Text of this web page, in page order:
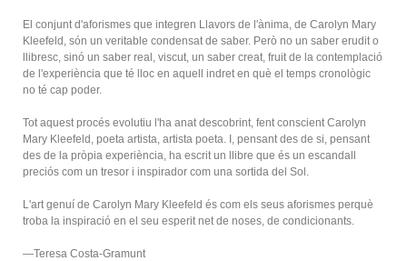
El conjunt d'aforismes que integren Llavors de l'ànima, de Carolyn Mary
Kleefeld, són un veritable condensat de saber. Però no un saber erudit o
llibresc, sinó un saber real, viscut, un saber creat, fruit de la contemplació
de l'experiència que té lloc en aquell indret en què el temps cronològic
no té cap poder.
Tot aquest procés evolutiu l'ha anat descobrint, fent conscient Carolyn
Mary Kleefeld, poeta artista, artista poeta. I, pensant des de si, pensant
des de la pròpia experiència, ha escrit un llibre que és un escandall
preciós com un tresor i inspirador com una sortida del Sol.
L'art genuí de Carolyn Mary Kleefeld és com els seus aforismes perquè
troba la inspiració en el seu esperit net de noses, de condicionants.
—Teresa Costa-Gramunt